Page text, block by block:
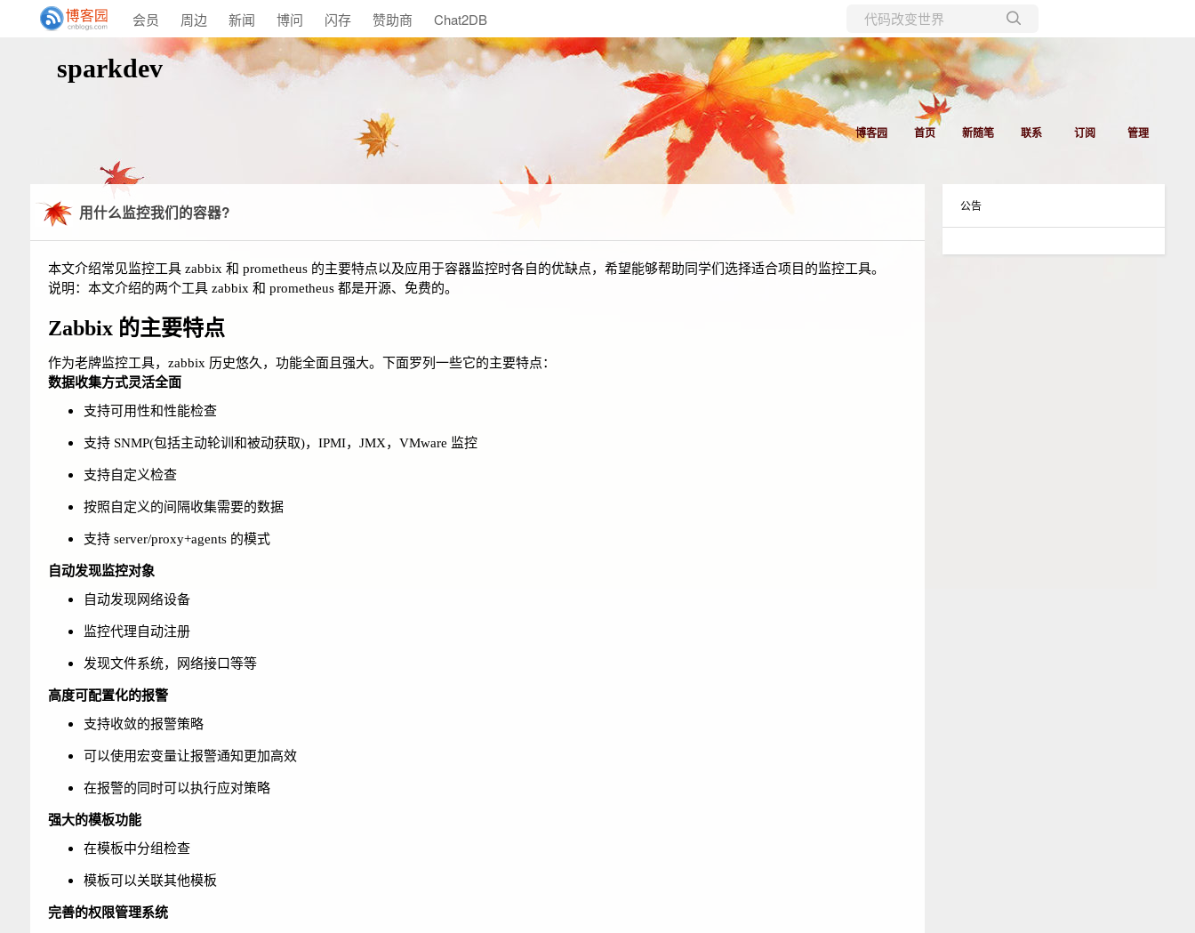
会员 周边 新闻 博问 闪存 赞助商 Chat2DB
所有博客
当前博客
sparkdev
博客园 首页 新随笔 联系 订阅 管理
用什么监控我们的容器?
本文介绍常见监控工具 zabbix 和 prometheus 的主要特点以及应用于容器监控时各自的优缺点，希望能够帮助同学们选择适合项目的监控工具。
说明：本文介绍的两个工具 zabbix 和 prometheus 都是开源、免费的。
Zabbix 的主要特点
作为老牌监控工具，zabbix 历史悠久，功能全面且强大。下面罗列一些它的主要特点：
数据收集方式灵活全面
支持可用性和性能检查
支持 SNMP(包括主动轮训和被动获取)，IPMI，JMX，VMware 监控
支持自定义检查
按照自定义的间隔收集需要的数据
支持 server/proxy+agents 的模式
自动发现监控对象
自动发现网络设备
监控代理自动注册
发现文件系统，网络接口等等
高度可配置化的报警
支持收敛的报警策略
可以使用宏变量让报警通知更加高效
在报警的同时可以执行应对策略
强大的模板功能
在模板中分组检查
模板可以关联其他模板
完善的权限管理系统
公告